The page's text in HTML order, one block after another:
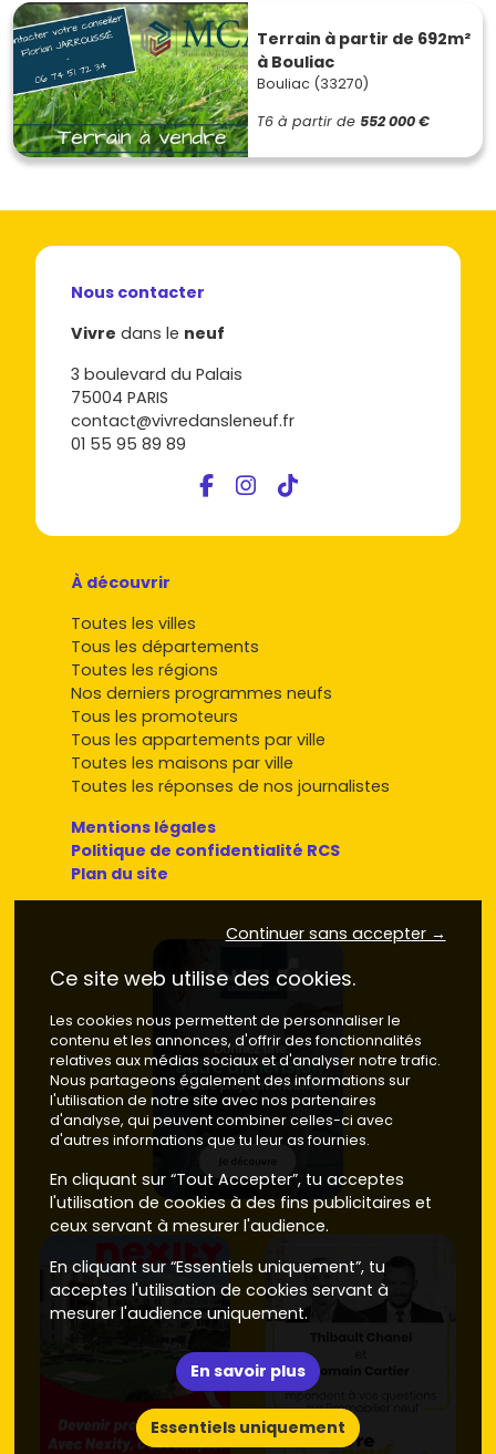
Terrain à partir de 692m²
à Bouliac
Bouliac (33270)
T6 à partir de 552 000 €
Nous contacter
Vivre dans le neuf
3 boulevard du Palais
75004 PARIS
contact@vivredansleneuf.fr
01 55 95 89 89
À découvrir
Toutes les villes
Tous les départements
Toutes les régions
Nos derniers programmes neufs
Tous les promoteurs
Tous les appartements par ville
Toutes les maisons par ville
Toutes les réponses de nos journalistes
Mentions légales
Politique de confidentialité RCS
Plan du site
Continuer sans accepter →
Ce site web utilise des cookies.
Les cookies nous permettent de personnaliser le
contenu et les annonces, d'offrir des fonctionnalités
relatives aux médias sociaux et d'analyser notre trafic.
Nous partageons également des informations sur
l'utilisation de notre site avec nos partenaires
d'analyse, qui peuvent combiner celles-ci avec
d'autres informations que tu leur as fournies.
En cliquant sur “Tout Accepter”, tu acceptes
l'utilisation de cookies à des fins publicitaires et
ceux servant à mesurer l'audience.
En cliquant sur “Essentiels uniquement”, tu
acceptes l'utilisation de cookies servant à
mesurer l'audience uniquement.
En savoir plus
Essentiels uniquement